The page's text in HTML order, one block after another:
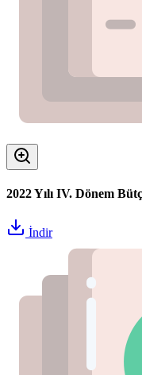
2022 Yılı IV. Dönem
İndir